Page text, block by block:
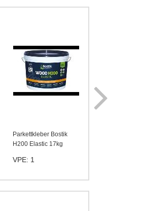
Parkettkleber Bostik
H200 Elastic 17kg
VPE: 1